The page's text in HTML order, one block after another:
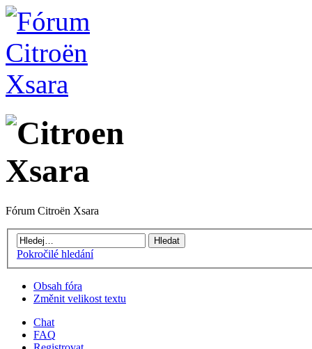
Fórum Citroën Xsara
Pokročilé hledání
Obsah fóra
Změnit velikost textu
Chat
FAQ